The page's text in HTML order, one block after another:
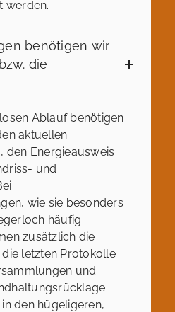
werden.
benötigen wir
die
Ablauf benötigen
aktuellen
den Energieausweis
und
wie sie besonders
häufig
zusätzlich die
letzten Protokolle
und
den hügeligeren,